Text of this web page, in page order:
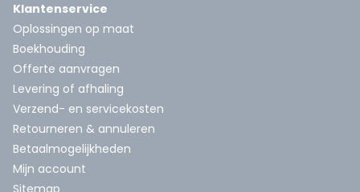
Klantenservice
Oplossingen op maat
Boekhouding
Offerte aanvragen
Levering of afhaling
Verzend- en servicekosten
Retourneren & annuleren
Betaalmogelijkheden
Mijn account